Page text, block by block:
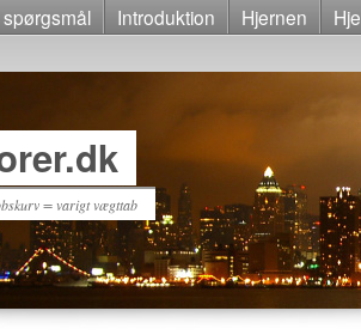
Introduktion Hjernen
= varigt vægttab